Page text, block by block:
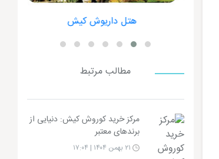
هتل داریوش کیش
مطالب مرتبط
مرکز خرید کوروش کیش: دنیایی از
برندهای معتبر